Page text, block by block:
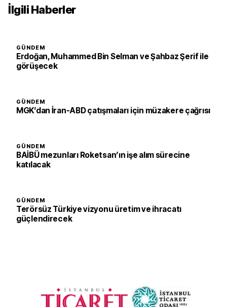
İlgili Haberler
GÜNDEM
Erdoğan, Muhammed Bin Selman ve Şahbaz Şerif ile
görüşecek
GÜNDEM
MGK’dan İran-ABD çatışmaları için müzakere çağrısı
GÜNDEM
BAİBÜ mezunları Roketsan’ın işe alım sürecine
katılacak
GÜNDEM
Terörsüz Türkiye vizyonu üretim ve ihracatı
güçlendirecek